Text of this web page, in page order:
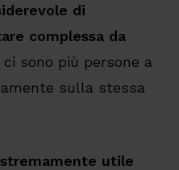
di
complessa da
sono più persone a
sulla stessa
utile